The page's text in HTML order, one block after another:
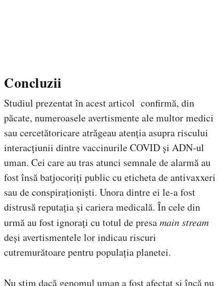
Concluzii
Studiul prezentat în acest articol confirmă, din
păcate, numeroasele avertismente ale multor medici
sau cercetătoricare atrăgeau atenția asupra riscului
interacțiunii dintre vaccinurile COVID și ADN-ul
uman. Cei care au tras atunci semnale de alarmă au
fost însă batjocoriți public cu eticheta de antivaxxeri
sau de conspiraționiști. Unora dintre ei le-a fost
distrusă reputația și cariera medicală. În cele din
urmă au fost ignorați cu totul de presamain stream
deși avertismentele lor indicau riscuri
cutremurătoare pentru populația planetei.
Nu știm dacă genomul uman a fost afectat și încă nu